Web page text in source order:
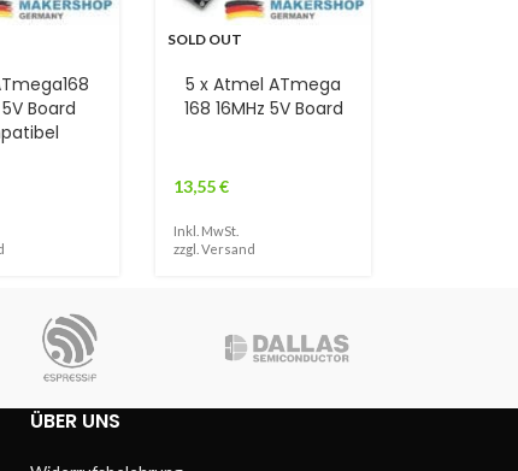
5V Board
SOLD OUT
5 x Atmel ATmega
168 16MHz 5V Board
13,55€
Inkl. MwSt.
zzgl.Versand
ÜBER UNS